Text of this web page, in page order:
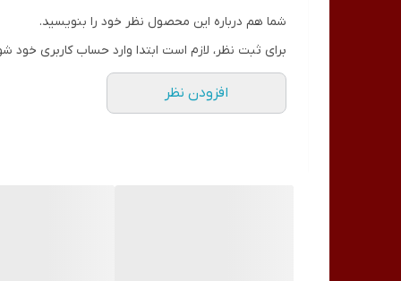
شما هم درباره این محصول نظر خود را بنویسید.
برای ثبت نظر، لازم است ابتدا وارد حساب کاربری خود
افزودن نظر